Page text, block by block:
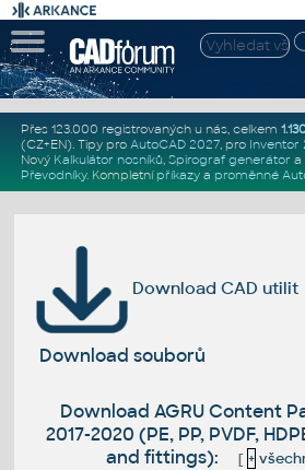
Přes 123.000 registrovaných u nás, celkem
(CZ+EN). Tipy pro AutoCAD 2027, pro Inventor
Nový Kalkulátor nosníků, Spirograf generátor a
Převodníky. Kompletní příkazya proměnné
Download CAD utilit
Download souborů
Download AGRU Content
2017-2020 (PE, PP, PVDF,
and fittings):
[ +